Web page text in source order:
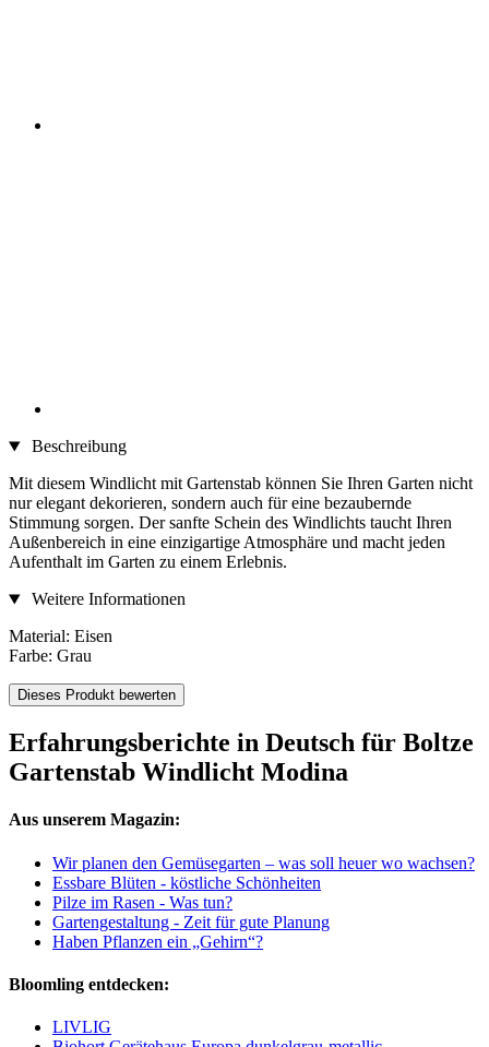
Beschreibung
Mit diesem Windlicht mit Gartenstab können Sie Ihren Garten nicht
nur elegant dekorieren, sondern auch für eine bezaubernde
Stimmung sorgen. Der sanfte Schein des Windlichts taucht Ihren
Außenbereich in eine einzigartige Atmosphäre und macht jeden
Aufenthalt im Garten zu einem Erlebnis.
Weitere Informationen
Material: Eisen
Farbe: Grau
Dieses Produkt bewerten
Erfahrungsberichte in Deutsch für Boltze
Gartenstab Windlicht Modina
Aus unserem Magazin:
Wir planen den Gemüsegarten – was soll heuer wo wachsen?
Essbare Blüten - köstliche Schönheiten
Pilze im Rasen - Was tun?
Gartengestaltung - Zeit für gute Planung
Haben Pflanzen ein „Gehirn“?
Bloomling entdecken:
LIVLIG